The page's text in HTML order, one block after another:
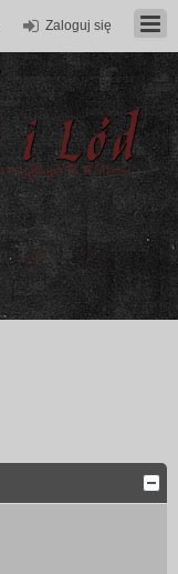
Zaloguj się